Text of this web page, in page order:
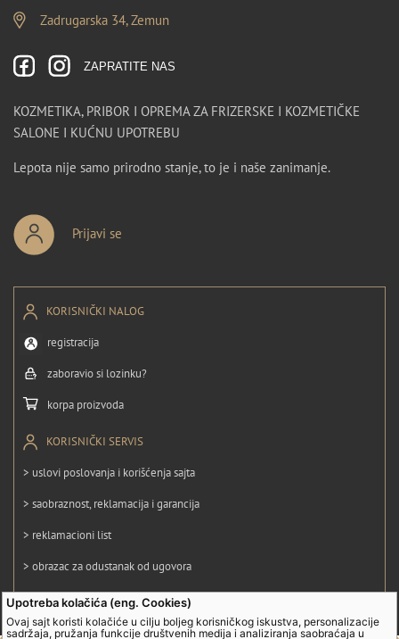
Upotreba kolačića (eng. Cookies)
Ovaj sajt koristi kolačiće u cilju boljeg korisničkog iskustva, personalizacije
sadržaja, pružanja funkcije društvenih medija i analiziranja saobraćaja u
Zadrugarska 34, Zemun
ZAPRATITE NAS
KOZMETIKA, PRIBOR I OPREMA ZA FRIZERSKE I KOZMETIČKE
SALONE I KUĆNU UPOTREBU
Lepota nije samo prirodno stanje, to je i naše zanimanje.
Prijavi se
KORISNIČKI NALOG
registracija
zaboravio si lozinku?
korpa proizvoda
KORISNIČKI SERVIS
> uslovi poslovanja i korišćenja sajta
> saobraznost, reklamacija i garancija
> reklamacioni list
> obrazac za odustanak od ugovora
> politika privatnosti
> politika kolačića